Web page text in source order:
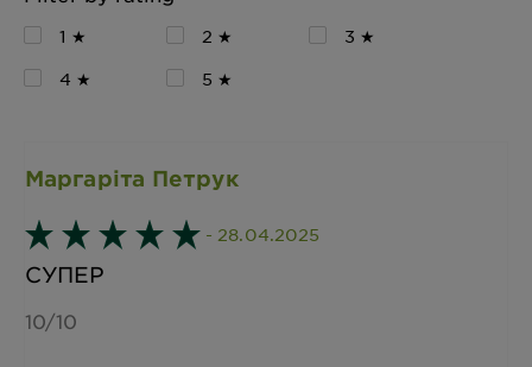
1 ★ 2 ★
3 ★
4 ★
5 ★
Маргаріта Петрук
- 28.04.2025
СУПЕР
10/10